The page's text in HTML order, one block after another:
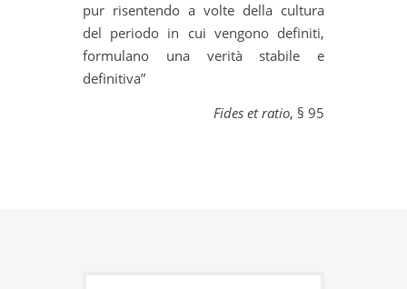
pur risentendo a volte della cultura
del periodo in cui vengono definiti,
formulano una verità stabile e
definitiva”
Fides et ratio, § 95